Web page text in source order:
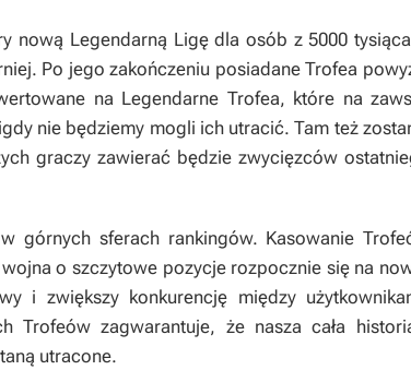
nową Legendarną Ligę dla osób z 5000
Po jego zakończeniu posiadane Trofea
na Legendarne Trofea, które na
nie będziemy mogli ich utracić. Tam też
graczy zawierać będzie zwycięzców
górnych sferach rankingów. Kasowanie
o szczytowe pozycje rozpocznie się na
i zwiększy konkurencję między
Trofeów zagwarantuje, że nasza cała
utracone.